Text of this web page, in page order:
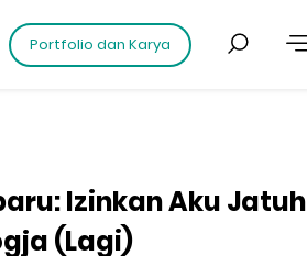
Portfolio dan Karya
Izinkan Aku Jatuh
(Lagi)